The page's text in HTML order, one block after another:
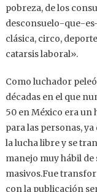
pobreza, de los
desconsuelo-que-
clásica, circo,
catarsis laboral».
Como luchador
décadas en el que
50 en México era un
para las personas,
la lucha libre y se
manejo muy hábil
masivos.Fue
con la publicación